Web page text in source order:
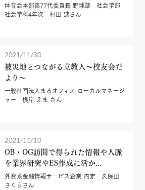
体育会本部第77代委員長 野球部 社会学部
社会学科4年次 村田 誠さん
2021/11/30
被災地とつながる立教人～校友会だ
より～
一般社団法人まるオフィス ローカルマネージ
ャー 根岸 えま さん
2021/11/10
OB・OG訪問で得られた情報や人脈
を業界研究やES作成に活か...
外資系金融情報サービス企業 内定 久保田
さくらさん